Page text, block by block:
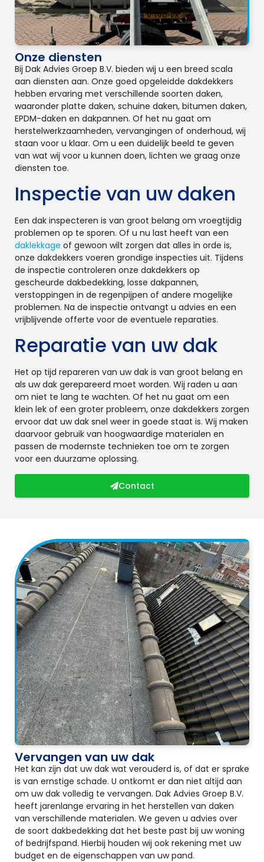
Onze diensten
Bij Dak Advies Groep B.V. bieden wij u een breed scala
aan diensten aan. Onze goed opgeleidde dakdekkers
hebben ervaring met verschillende soorten daken,
waaronder platte daken, schuine daken, bitumen daken,
EPDM-daken en dakpannen. Of het nu gaat om
herstelwerkzaamheden, vervangingen of onderhoud, wij
staan voor u klaar. Om u een duidelijk beeld te geven
van wat wij voor u kunnen doen, lichten we graag onze
diensten toe.
Inspectie van uw daken
Een dak inspecteren is van groot belang om vroegtijdig
problemen op te sporen. Of u nu last heeft van een
daklekkage of gewoon wilt zorgen dat alles in orde is,
onze dakdekkers voeren grondige inspecties uit. Tijdens
de inspectie controleren onze dakdekkers op
gescheurde dakbedekking, losse dakpannen,
verstoppingen in de regenpijpen of andere mogelijke
problemen. Na de inspectie ontvangt u advies en een
vrijblijvende offerte voor de eventuele reparaties.
Reparatie van uw dak
Het op tijd repareren van uw dak is van groot belang en
als uw dak gerepareerd moet worden. Wij raden u aan
om niet te lang te wachten. Of het nu gaat om een
klein lek of een groter probleem, onze dakdekkers zorgen
ervoor dat uw dak snel weer in goede staat is. Wij maken
daarvoor gebruik van hoogwaardige materialen en
passen de modernste technieken toe om te zorgen
voor een duurzame oplossing.
Contact
Vervangen van uw dak
Het kan zijn dat uw dak wat verouderd is, of dat er sprake
is van ernstige schade. U ontkomt er dan niet altijd aan
om uw dak volledig te vervangen. Dak Advies Groep B.V.
heeft jarenlange ervaring in het herstellen van daken
van verschillende materialen. We geven u advies over
de soort dakbedekking dat het beste past bij uw woning
of bedrijfspand. Hierbij houden wij ook rekening met uw
budget en de eigenschappen van uw pand.